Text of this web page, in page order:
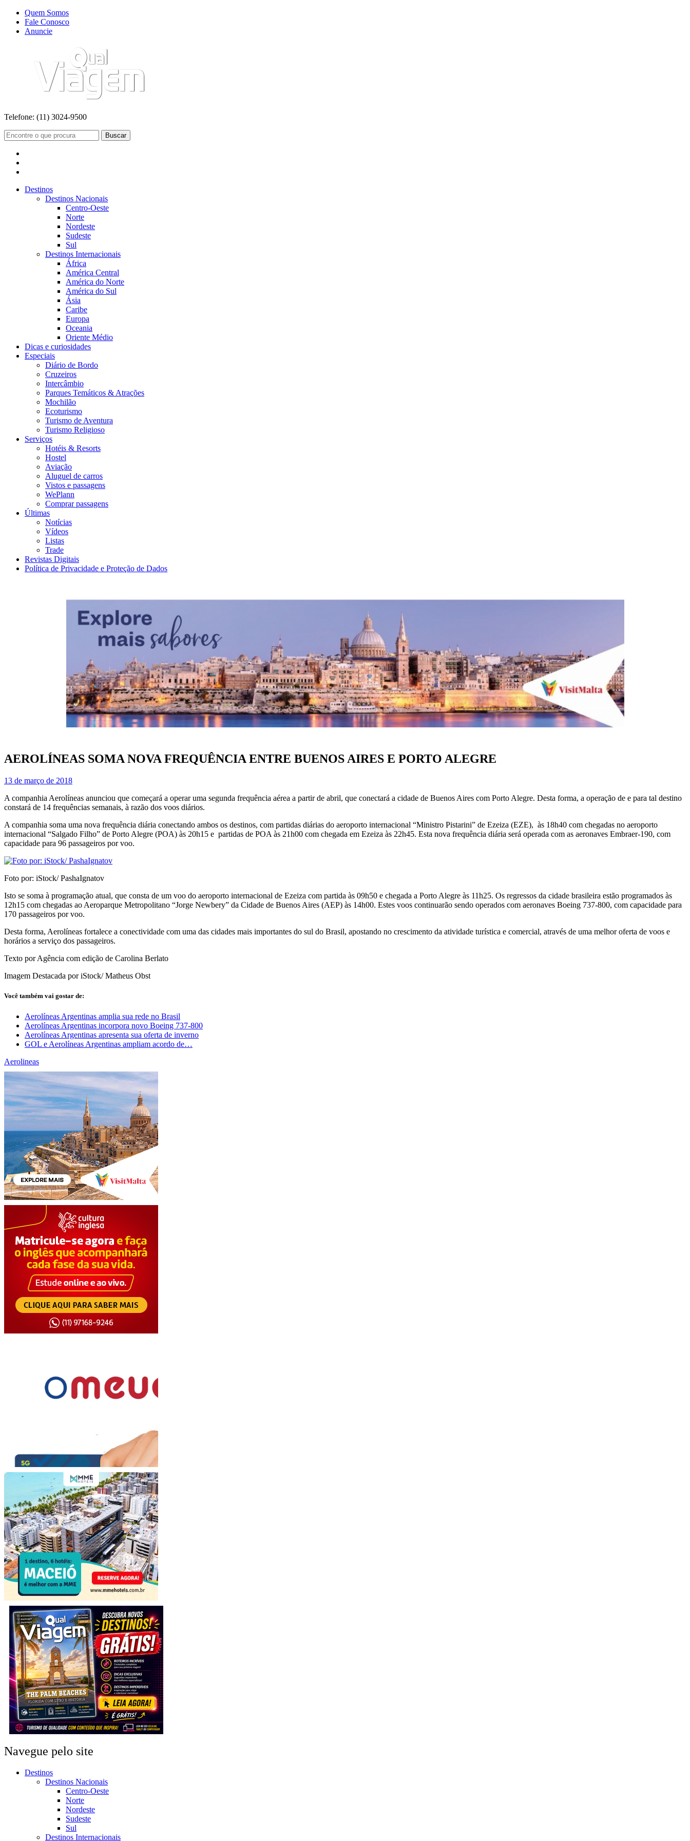
Quem Somos
Fale Conosco
Anuncie
Telefone: (11) 3024-9500
Buscar
Destinos
Destinos Nacionais
Centro-Oeste
Norte
Nordeste
Sudeste
Sul
Destinos Internacionais
África
América Central
América do Norte
América do Sul
Ásia
Caribe
Europa
Oceania
Oriente Médio
Dicas e curiosidades
Especiais
Diário de Bordo
Cruzeiros
Intercâmbio
Parques Temáticos & Atrações
Mochilão
Ecoturismo
Turismo de Aventura
Turismo Religioso
Serviços
Hotéis & Resorts
Hostel
Aviação
Aluguel de carros
Vistos e passagens
WePlann
Comprar passagens
Últimas
Notícias
Vídeos
Listas
Trade
Revistas Digitais
Política de Privacidade e Proteção de Dados
AEROLÍNEAS SOMA NOVA FREQUÊNCIA ENTRE BUENOS AIRES E PORTO ALEGRE
13 de março de 2018
A companhia Aerolíneas anunciou que começará a operar uma segunda frequência aérea a partir de abril, que conectará a cidade de Buenos Aires com Porto Alegre. Desta forma, a operação de e para tal destino
constará de 14 frequências semanais, à razão dos voos diários.
A companhia soma uma nova frequência diária conectando ambos os destinos, com partidas diárias do aeroporto internacional “Ministro Pistarini” de Ezeiza (EZE), às 18h40 com chegadas no aeroporto
internacional “Salgado Filho” de Porto Alegre (POA) às 20h15 e partidas de POA às 21h00 com chegada em Ezeiza às 22h45. Esta nova frequência diária será operada com as aeronaves Embraer-190, com
capacidade para 96 passageiros por voo.
Foto por: iStock/ PashaIgnatov
Isto se soma à programação atual, que consta de um voo do aeroporto internacional de Ezeiza com partida às 09h50 e chegada a Porto Alegre às 11h25. Os regressos da cidade brasileira estão programados às
12h15 com chegadas ao Aeroparque Metropolitano “Jorge Newbery” da Cidade de Buenos Aires (AEP) às 14h00. Estes voos continuarão sendo operados com aeronaves Boeing 737-800, com capacidade para
170 passageiros por voo.
Desta forma, Aerolíneas fortalece a conectividade com uma das cidades mais importantes do sul do Brasil, apostando no crescimento da atividade turística e comercial, através de uma melhor oferta de voos e
horários a serviço dos passageiros.
Texto por Agência com edição de Carolina Berlato
Imagem Destacada por iStock/ Matheus Obst
Você também vai gostar de:
Aerolíneas Argentinas amplia sua rede no Brasil
Aerolíneas Argentinas incorpora novo Boeing 737-800
Aerolíneas Argentinas apresenta sua oferta de inverno
GOL e Aerolíneas Argentinas ampliam acordo de…
Aerolineas
Navegue pelo site
Destinos
Destinos Nacionais
Centro-Oeste
Norte
Nordeste
Sudeste
Sul
Destinos Internacionais